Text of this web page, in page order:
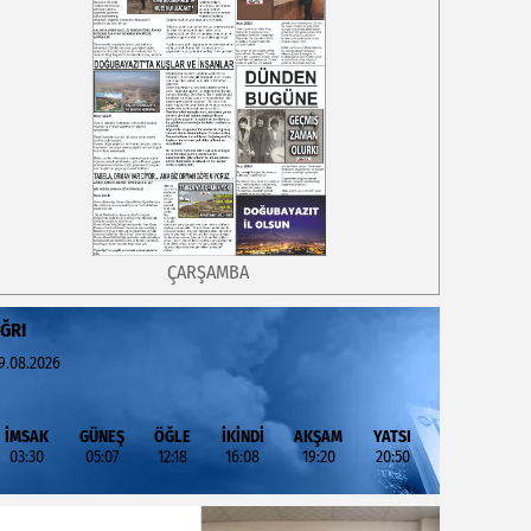
ÇARŞAMBA
İMSAK
03:30
GÜNEŞ
05:07
ÖĞLE
12:18
İKİNDİ
16:08
AKŞAM
19:20
YATSI
20:50